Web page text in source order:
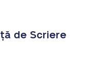
de Scriere